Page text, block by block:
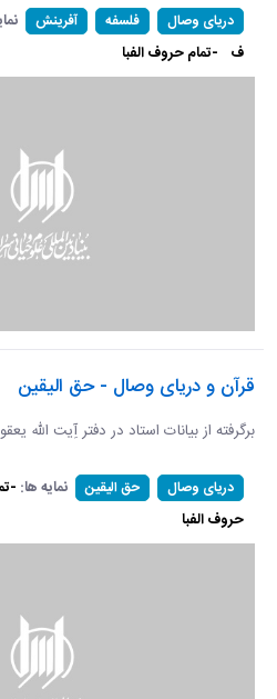
دریای وصال فلسفه آفرینش
ف -تمام حروف الفبا
قرآن و دریای وصال - حق الیقین
برگرفته از بیانات استاد در دفتر آِیت الله
دریای وصال حق الیقین نمایه ها: -
حروف الفبا